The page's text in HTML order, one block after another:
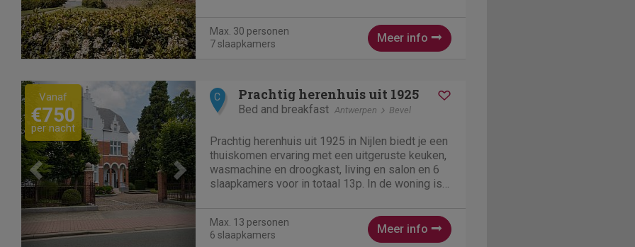
polyvalente zaal voor 60 personen. De...
Max. 30 personen
7 slaapkamers
Meer info
Previous Next
Vanaf
€750
per nacht
C Prachtig herenhuis uit 1925
Bed and breakfast Antwerpen Bevel
Prachtig herenhuis uit 1925 in Nijlen biedt je een
thuiskomen ervaring met een uitgeruste keuken,
wasmachine en droogkast, living en salon en 6
slaapkamers voor in totaal 13p. In de woning is
zonneterras en een mooie...
Max. 13 personen
6 slaapkamers
Meer info